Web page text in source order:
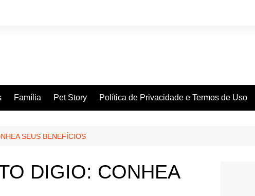
Família Pet Story Política de Privacidade e Termos de Uso
SEUS BENEFÍCIOS
DIGIO: CONHEA